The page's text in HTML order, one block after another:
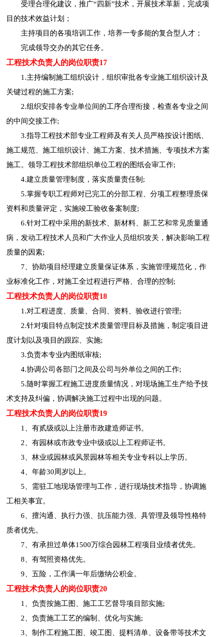
受理合理化建议，推广“四新”技术，开展技术革新，完成项
目的技术效益计划；
主持项目的各项培训工作，培养一专多能的复合型人才；
完成领导交办的其它任务。
工程技术负责人的岗位职责17
1.主持编制施工组织设计，组织审批各专业施工组织设计及
关键过程的施工方案;
2.组织安排各专业单位间的工序合理衔接，检查各专业之间
的中间交接工作;
3.指导工程技术部专业工程师及有关人员严格按设计图纸、
施工规范、施工组织设计、施工方案、技术措施、专项技术方案
施工。领导工程技术部组织单位工程的图纸会审工作;
4.建立质量管理制度，落实质量责任制;
5.掌握专职工程师对已完工的分部工程、分项工程整理质保
资料和质量评定，实施竣工验收备案制度;
6.针对工程中采用的新技术、新材料、新工艺和常见质量通
病，发动工程技术人员和广大作业人员组织攻关，解决影响工程
质量的因素;
7、协助项目经理建立质量保证体系，实施管理规范化，作
业标准化工作，对施工全过程进行严格、合理的控制;
工程技术负责人的岗位职责18
1.对工程进度、质量、合同、资料、验收进行管理;
2.针对项目特点制定技术质量管理目标及措施，制定项目进
度计划以及项目的跟踪、实施;
3.负责本专业内图纸审核;
4.协调公司各部门之间及公司与外单位之间的工作;
5.随时掌握工程施工进度质量情况，对现场施工生产给予技
术支持及纠偏，协调解决施工过程中出现的问题。
工程技术负责人的岗位职责19
1、有贰级或以上注册市政建造师证书。
2、有园林或市政专业中级或以上工程师证书。
3、林业或园林或风景园林等相关专业专科以上学历。
4、年龄30周岁以上。
5、需驻工地现场管理与工作，进行现场技术指导，协调施
工相关事宜。
6、擅沟通、执行力强、抗压能力强、具管理及领导性格特
质者优先。
7、有承担过单体1500万综合园林工程项目业绩者优先。
8、有驾照资格优先。
9、五险，工作满一年后缴纳公积金。
工程技术负责人的岗位职责20
1、负责按施工图、施工工艺督导项目部实施;
2、负责施工工艺的编制、优化与实施;
3、制作工程施工图、竣工图、提料清单、设备带等技术文